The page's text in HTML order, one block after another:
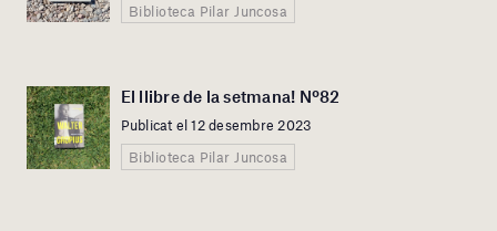
Biblioteca Pilar Juncosa
El llibre de la setmana! Nº82
Publicat el 12 desembre 2023
Biblioteca Pilar Juncosa